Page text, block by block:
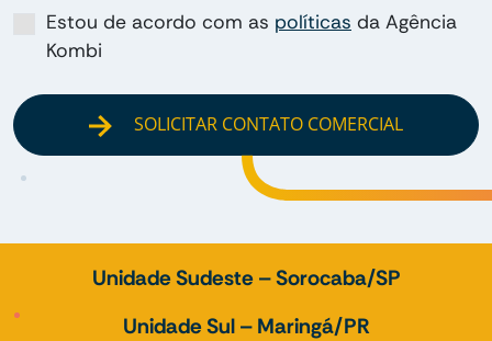
Estou de acordo com as políticas da Agência
Kombi
SOLICITAR CONTATO COMERCIAL
Unidade Sudeste – Sorocaba/SP
Unidade Sul – Maringá/PR